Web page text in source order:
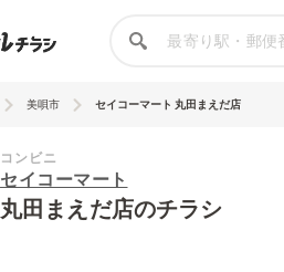
美唄市 セイコーマート 丸田まえだ店
コンビニ
セイコーマート
丸田まえだ店のチラシ